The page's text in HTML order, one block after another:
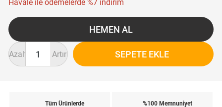
Havale ile ödemelerde %7 indirim
Artır
Azalt
Tüm Ürünlerde
%100 Memnuniyet